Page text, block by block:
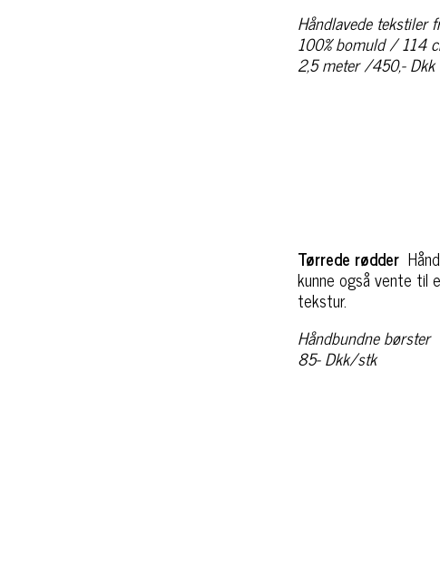
Håndlavede tekstiler
100% bomuld / 114
2,5 meter /450,- Dkk
Tørrede rødder
kunne også vente til
tekstur.
Håndbundne børster
85- Dkk/stk